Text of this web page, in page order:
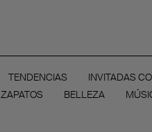
TENDENCIAS INVITADAS
ZAPATOS BELLEZA